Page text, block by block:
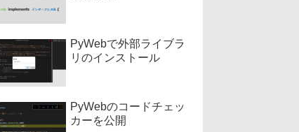
PyWebで外部ライブラ
リのインストール
PyWebのコードチェッ
カーを公開